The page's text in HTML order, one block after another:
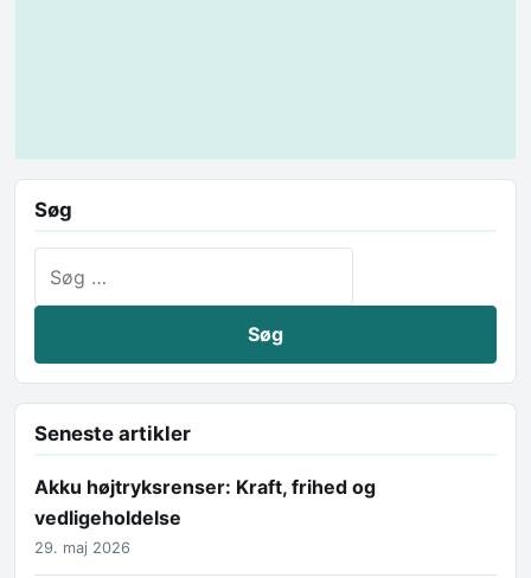
Søg
Seneste artikler
Akku højtryksrenser: Kraft, frihed og
vedligeholdelse
29. maj 2026